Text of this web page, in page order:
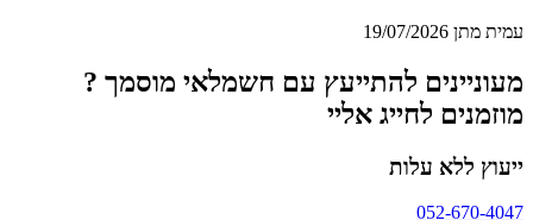
עמית מתן 19/07/2026
מעוניינים להתייעץ עם חשמלאי מוסמך ?
מוזמנים לחייג אליי
ייעוץ ללא עלות
052-670-4047